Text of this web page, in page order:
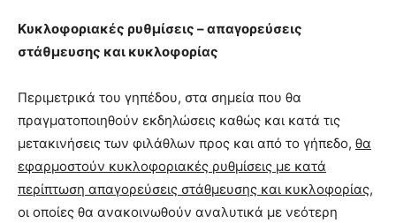
Κυκλοφοριακές ρυθμίσεις – απαγορεύσεις
στάθμευσης και κυκλοφορίας
Περιμετρικά του γηπέδου, στα σημεία που θα
πραγματοποιηθούν εκδηλώσεις καθώς και κατά τις
μετακινήσεις των φιλάθλων προς και από το γήπεδο, θα
εφαρμοστούν κυκλοφοριακές ρυθμίσεις με κατά
περίπτωση απαγορεύσεις στάθμευσης και κυκλοφορίας,
οι οποίες θα ανακοινωθούν αναλυτικά με νεότερη